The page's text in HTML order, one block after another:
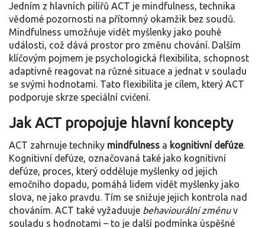
Jedním z hlavních pilířů ACT je mindfulness, technika
vědomé pozornosti na přítomný okamžik bez soudů.
Mindfulness umožňuje vidět myšlenky jako pouhé
události, což dává prostor pro změnu chování. Dalším
klíčovým pojmem je psychologická flexibilita, schopnost
adaptivně reagovat na různé situace a jednat v souladu
se svými hodnotami. Tato flexibilita je cílem, který ACT
podporuje skrze speciální cvičení.
Jak ACT propojuje hlavní koncepty
ACT zahrnuje techniky mindfulness a kognitivní defúze.
Kognitivní defúze, označovaná také jako kognitivní
defúze, proces, který odděluje myšlenky od jejich
emočního dopadu, pomáhá lidem vidět myšlenky jako
slova, ne jako pravdu. Tím se snižuje jejich kontrola nad
chováním. ACT také vyžaduuje behaviourální změnuv
souladu s hodnotami – to je další podmínka úspěšné